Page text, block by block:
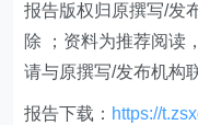
报告版权归原撰写/发
除 ；资料为推荐阅读
请与原撰写/发布机构
报告下载： https://